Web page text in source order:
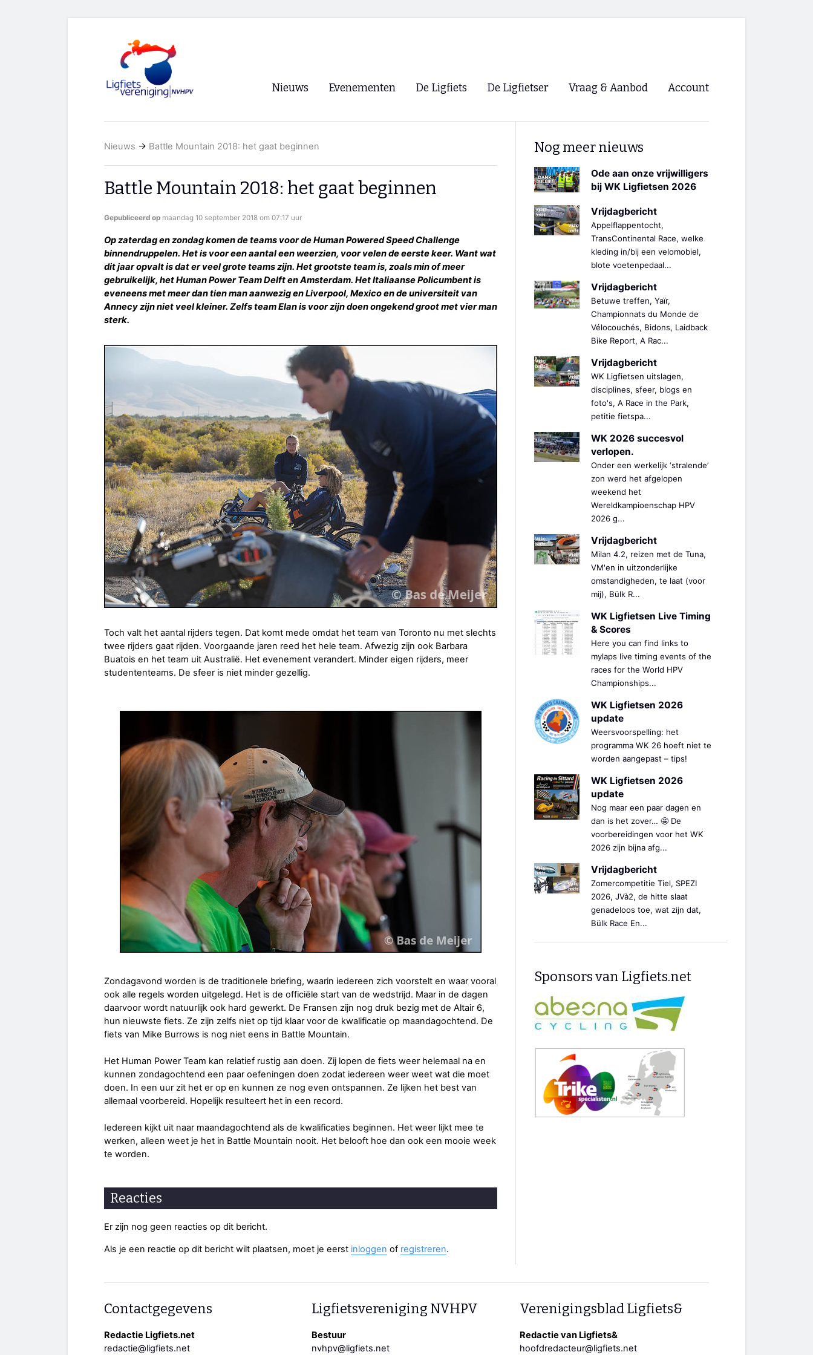
Nieuws
RSS
Evenementen
WK Ligfietsen 2026
Oliebollentocht
De Ligfiets De Ligfietser
Ligfietsvereninging NVHPV
Lokale Fietsverenigingen
EHPVA & EuSupino 🡺
Forum ligfietsers.nl 🡺
Vraag & Aanbod Account
Nieuws → Battle Mountain 2018: het gaat beginnen
Battle Mountain 2018: het gaat beginnen
Gepubliceerd op maandag 10 september 2018 om 07:17 uur
Op zaterdag en zondag komen de teams voor de Human Powered Speed Challenge
binnendruppelen. Het is voor een aantal een weerzien, voor velen de eerste keer. Want wat
dit jaar opvalt is dat er veel grote teams zijn. Het grootste team is, zoals min of meer
gebruikelijk, het Human Power Team Delft en Amsterdam. Het Italiaanse Policumbent is
eveneens met meer dan tien man aanwezig en Liverpool, Mexico en de universiteit van
Annecy zijn niet veel kleiner. Zelfs team Elan is voor zijn doen ongekend groot met vier man
sterk.
Toch valt het aantal rijders tegen. Dat komt mede omdat het team van Toronto nu met slechts
twee rijders gaat rijden. Voorgaande jaren reed het hele team. Afwezig zijn ook Barbara
Buatois en het team uit Australië. Het evenement verandert. Minder eigen rijders, meer
studententeams. De sfeer is niet minder gezellig.
Zondagavond worden is de traditionele briefing, waarin iedereen zich voorstelt en waar vooral
ook alle regels worden uitgelegd. Het is de officiële start van de wedstrijd. Maar in de dagen
daarvoor wordt natuurlijk ook hard gewerkt. De Fransen zijn nog druk bezig met de Altair 6,
hun nieuwste fiets. Ze zijn zelfs niet op tijd klaar voor de kwalificatie op maandagochtend. De
fiets van Mike Burrows is nog niet eens in Battle Mountain.
Het Human Power Team kan relatief rustig aan doen. Zij lopen de fiets weer helemaal na en
kunnen zondagochtend een paar oefeningen doen zodat iedereen weer weet wat die moet
doen. In een uur zit het er op en kunnen ze nog even ontspannen. Ze lijken het best van
allemaal voorbereid. Hopelijk resulteert het in een record.
Iedereen kijkt uit naar maandagochtend als de kwalificaties beginnen. Het weer lijkt mee te
werken, alleen weet je het in Battle Mountain nooit. Het belooft hoe dan ook een mooie week
te worden.
Reacties
Er zijn nog geen reacties op dit bericht.
Als je een reactie op dit bericht wilt plaatsen, moet je eerst inloggen of registreren.
Nog meer nieuws
Ode aan onze vrijwilligers
bij WK Ligfietsen 2026
Vrijdagbericht
Appelflappentocht,
TransContinental Race, welke
kleding in/bij een velomobiel,
blote voetenpedaal...
Vrijdagbericht
Betuwe treffen, Yaïr,
Championnats du Monde de
Vélocouchés, Bidons, Laidback
Bike Report, A Rac...
Vrijdagbericht
WK Ligfietsen uitslagen,
disciplines, sfeer, blogs en
foto's, A Race in the Park,
petitie fietspa...
WK 2026 succesvol
verlopen.
Onder een werkelijk ‘stralende’
zon werd het afgelopen
weekend het
Wereldkampioenschap HPV
2026 g...
Vrijdagbericht
Milan 4.2, reizen met de Tuna,
VM'en in uitzonderlijke
omstandigheden, te laat (voor
mij), Bülk R...
WK Ligfietsen Live Timing
& Scores
Here you can find links to
mylaps live timing events of the
races for the World HPV
Championships...
WK Ligfietsen 2026
update
Weersvoorspelling: het
programma WK 26 hoeft niet te
worden aangepast – tips!
WK Ligfietsen 2026
update
Nog maar een paar dagen en
dan is het zover… 🤩 De
voorbereidingen voor het WK
2026 zijn bijna afg...
Vrijdagbericht
Zomercompetitie Tiel, SPEZI
2026, JVà2, de hitte slaat
genadeloos toe, wat zijn dat,
Bülk Race En...
Sponsors van Ligfiets.net
Contactgegevens
Redactie Ligfiets.net
redactie@ligfiets.net
Ligfietsvereniging NVHPV
Bestuur
nvhpv@ligfiets.net
Verenigingsblad Ligfiets&
Redactie van Ligfiets&
hoofdredacteur@ligfiets.net